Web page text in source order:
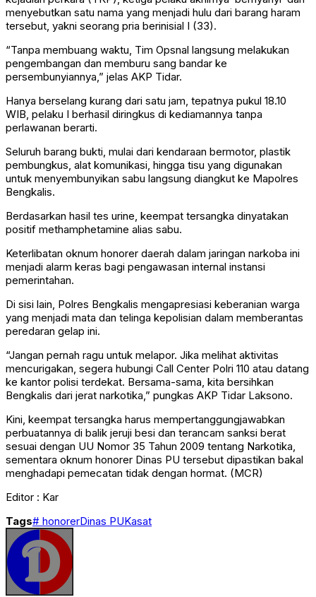
menyebutkan satu nama yang menjadi hulu dari barang haram
tersebut, yakni seorang pria berinisial I (33).
“Tanpa membuang waktu, Tim Opsnal langsung melakukan
pengembangan dan memburu sang bandar ke
persembunyiannya,” jelas AKP Tidar.
Hanya berselang kurang dari satu jam, tepatnya pukul 18.10
WIB, pelaku I berhasil diringkus di kediamannya tanpa
perlawanan berarti.
Seluruh barang bukti, mulai dari kendaraan bermotor, plastik
pembungkus, alat komunikasi, hingga tisu yang digunakan
untuk menyembunyikan sabu langsung diangkut ke Mapolres
Bengkalis.
Berdasarkan hasil tes urine, keempat tersangka dinyatakan
positif methamphetamine alias sabu.
Keterlibatan oknum honorer daerah dalam jaringan narkoba ini
menjadi alarm keras bagi pengawasan internal instansi
pemerintahan.
Di sisi lain, Polres Bengkalis mengapresiasi keberanian warga
yang menjadi mata dan telinga kepolisian dalam memberantas
peredaran gelap ini.
“Jangan pernah ragu untuk melapor. Jika melihat aktivitas
mencurigakan, segera hubungi Call Center Polri 110 atau datang
ke kantor polisi terdekat. Bersama-sama, kita bersihkan
Bengkalis dari jerat narkotika,” pungkas AKP Tidar Laksono.
Kini, keempat tersangka harus mempertanggungjawabkan
perbuatannya di balik jeruji besi dan terancam sanksi berat
sesuai dengan UU Nomor 35 Tahun 2009 tentang Narkotika,
sementara oknum honorer Dinas PU tersebut dipastikan bakal
menghadapi pemecatan tidak dengan hormat. (MCR)
Editor : Kar
Tags# honorerDinas PUKasat